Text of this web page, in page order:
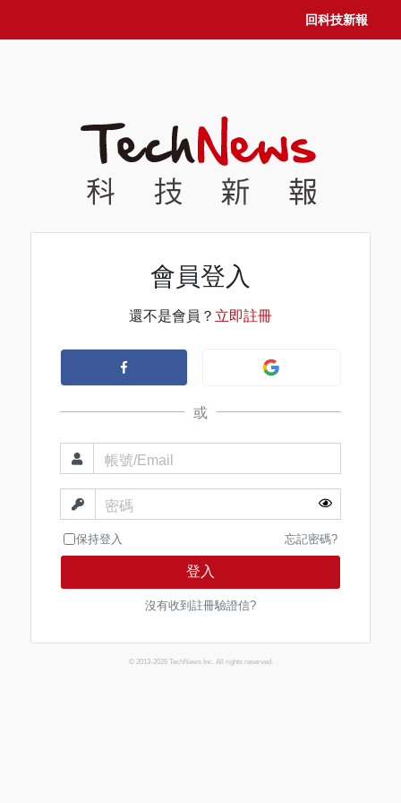
回科技新報
會員登入
還不是會員？ 立即註冊
或
帳號/Email
密碼
保持登入 忘記密碼?
登入
沒有收到註冊驗證信?
© 2013-2026 TechNews Inc. All rights reserved.